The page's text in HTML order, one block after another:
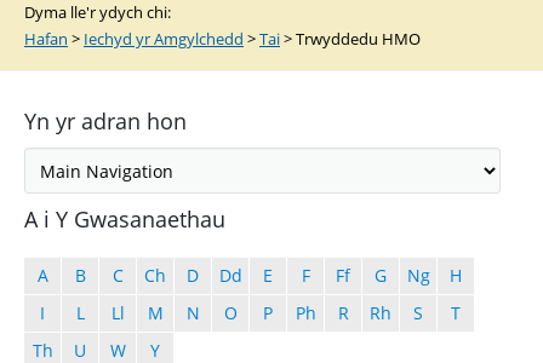
Dyma lle'r ydych chi:
Hafan > Iechyd yr Amgylchedd >Tai>Trwyddedu HMO
Yn yr adran hon
A i Y Gwasanaethau
A B C Ch D Dd E F Ff G Ng
H
I
L Ll M N O P Ph R Rh S
T
Th
U W Y